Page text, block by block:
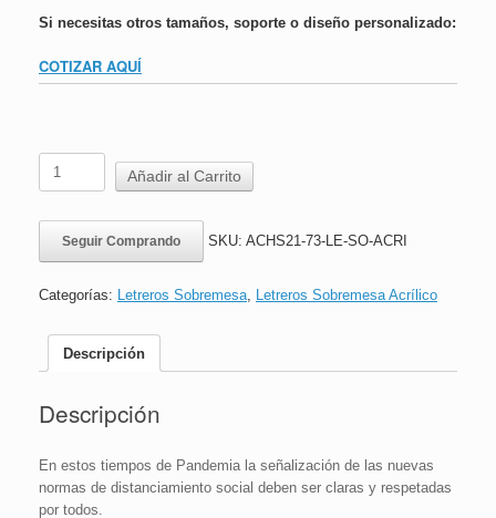
Si necesitas otros tamaños, soporte o diseño personalizado:
COTIZAR AQUÍ
Letrero
Sobremesa
|
ACHS
|
Uso
Mascarilla
18x36
cm
Añadir al Carrito
Seguir Comprando SKU: ACHS21-73-LE-SO-ACRI
Categorías: Letreros Sobremesa, Letreros Sobremesa Acrílico
Descripción
Descripción
En estos tiempos de Pandemia la señalización de las nuevas
normas de distanciamiento social deben ser claras y respetadas
por todos.